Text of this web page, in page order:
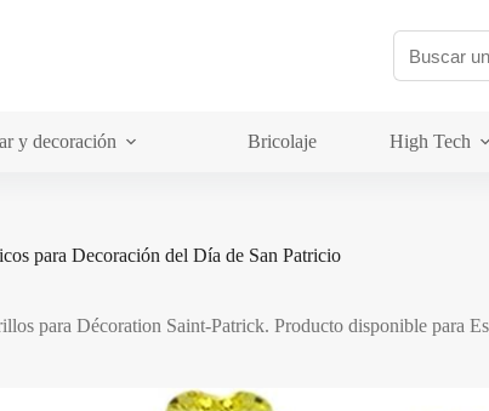
y decoración Bricolaje High Tech
para Decoración del Día de San Patricio
para Décoration Saint-Patrick. Producto disponible para